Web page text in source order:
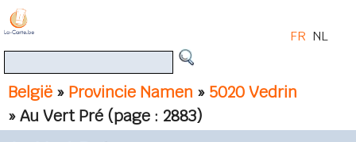
België » Provincie Namen » 5020 Vedrin
» Au Vert Pré (page : 2883)
FR NL